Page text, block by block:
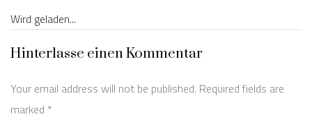
Wird geladen...
Hinterlasse einen Kommentar
Your email address will not be published. Required fields are
marked *